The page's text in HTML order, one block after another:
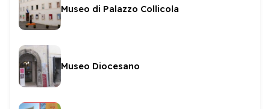
Museo di Palazzo Collicola
Museo Diocesano